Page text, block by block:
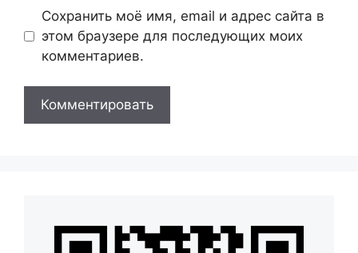
Сохранить моё имя, email и адрес сайта в
этом браузере для последующих моих
комментариев.